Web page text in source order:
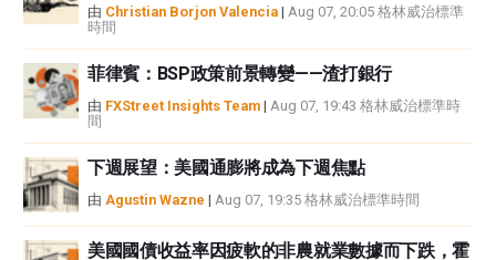
由 Christian Borjon Valencia | Aug 07, 20:05 格林威治標準
時間
菲律賓：BSP政策前景轉變——渣打銀行
由 FXStreet Insights Team | Aug 07, 19:43 格林威治標準時
間
下週展望：美國通膨將成為下週焦點
由 Agustin Wazne | Aug 07, 19:35 格林威治標準時間
美國國債收益率因疲軟的非農就業數據而下跌，霍